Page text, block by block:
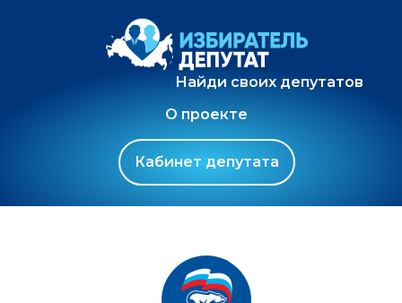
Найди своих депутатов
О проекте
Кабинет депутата